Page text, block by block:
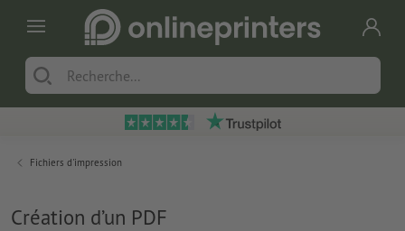
Fichiers d'impression
Création d’un PDF